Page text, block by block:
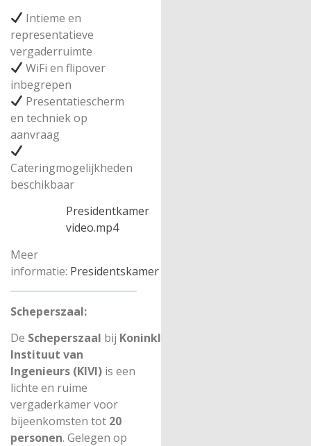
Intieme en
representatieve
vergaderruimte
WiFi en flipover
inbegrepen
Presentatiescherm
en techniek op
aanvraag
Cateringmogelijkheden
beschikbaar
Presidentkamer
video.mp4
Meer
informatie: Presidentskamer
Scheperszaal:
De Scheperszaal bij Koninklijk
Instituut van
Ingenieurs (KIVI) is een
lichte en ruime
vergaderkamer voor
bijeenkomsten tot 20
personen. Gelegen op